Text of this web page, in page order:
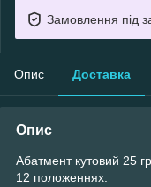
Замовлення під
Опис Доставка
Опис
Абатмент кутовий 25
12 положеннях.